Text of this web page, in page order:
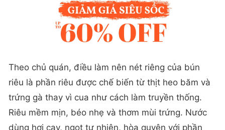
Theo chủ quán, điều làm nên nét riêng của bún
riêu là phần riêu được chế biến từ thịt heo băm và
trứng gà thay vì cua như cách làm truyền thống.
Riêu mềm mịn, béo nhẹ và thơm mùi trứng. Nước
dùng hơi cay, ngọt tự nhiên, hòa quyện với phần